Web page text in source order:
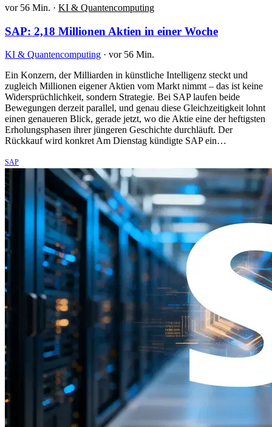
vor 56 Min. · KI & Quantencomputing
SAP: 2,18 Millionen Aktien in einer Woche
KI & Quantencomputing · vor 56 Min.
Ein Konzern, der Milliarden in künstliche Intelligenz steckt und
zugleich Millionen eigener Aktien vom Markt nimmt – das ist keine
Widersprüchlichkeit, sondern Strategie. Bei SAP laufen beide
Bewegungen derzeit parallel, und genau diese Gleichzeitigkeit lohnt
einen genaueren Blick, gerade jetzt, wo die Aktie eine der heftigsten
Erholungsphasen ihrer jüngeren Geschichte durchläuft. Der
Rückkauf wird konkret Am Dienstag kündigte SAP ein…
SAP